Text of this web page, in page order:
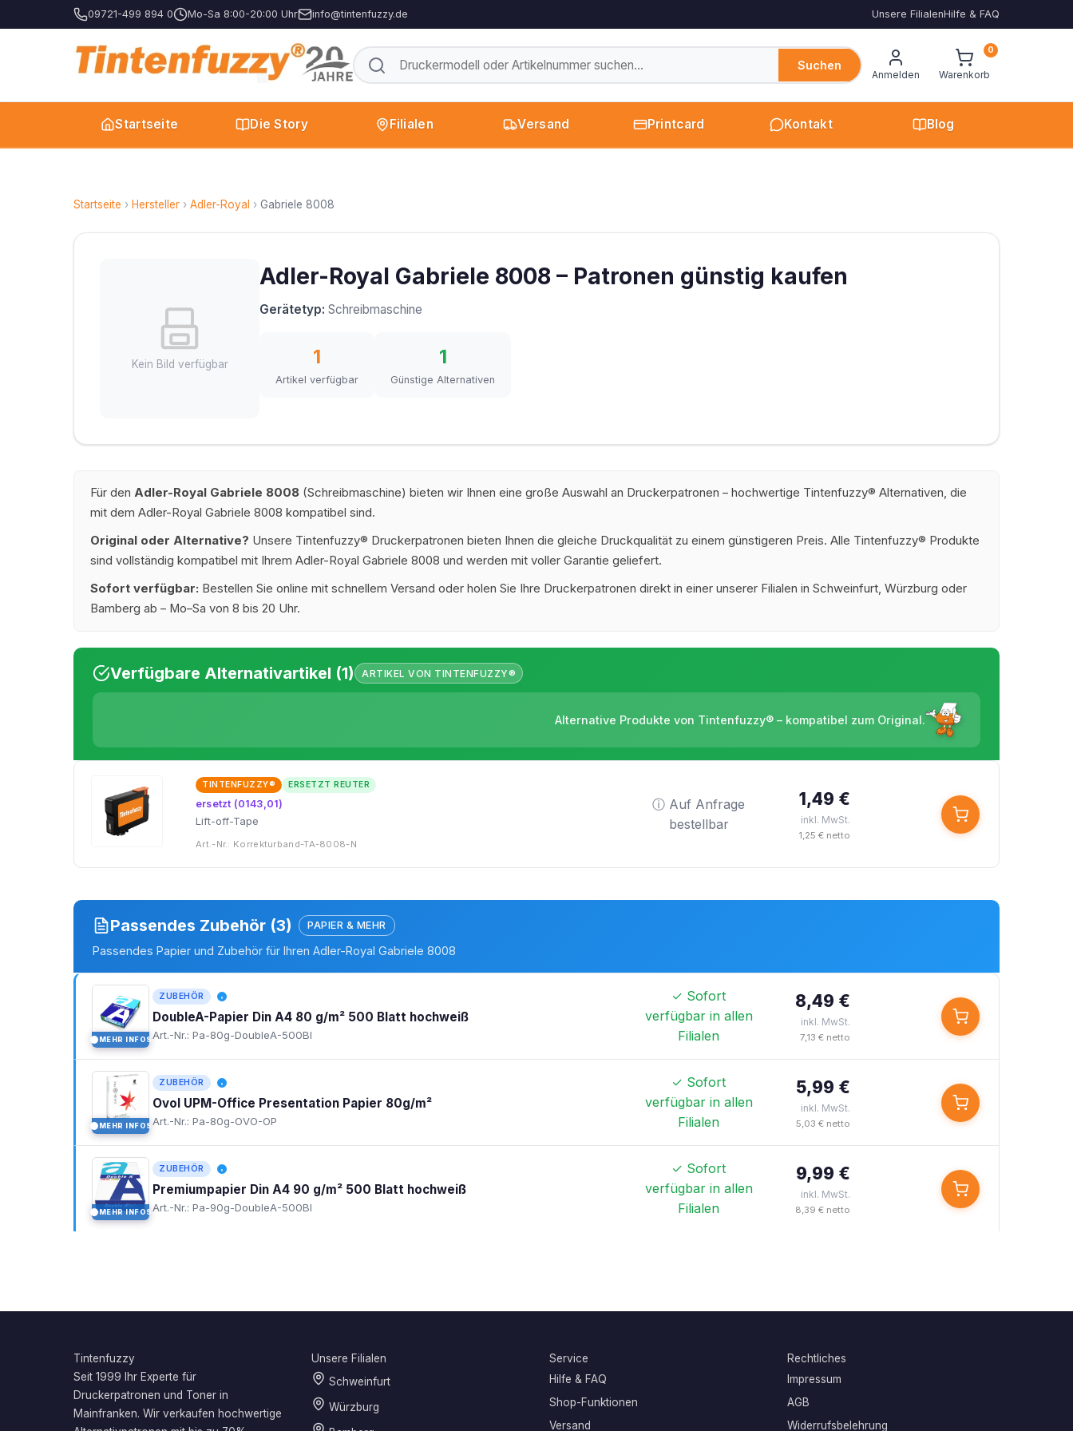
09721-499 894 0 Mo-Sa 8:00-20:00 Uhr info@tintenfuzzy.de Unsere FilialenHilfe & FAQ
Suchen
Anmelden Warenkorb
0
Startseite Die Story Filialen Versand Printcard Kontakt Blog
Startseite › Hersteller › Adler-Royal › Gabriele 8008
Kein Bild verfügbar
Adler-Royal Gabriele 8008 – Patronen günstig kaufen
Gerätetyp: Schreibmaschine
1
Artikel verfügbar
1
Günstige Alternativen
Für den Adler-Royal Gabriele 8008 (Schreibmaschine) bieten wir Ihnen eine große Auswahl an Druckerpatronen – hochwertige Tintenfuzzy® Alternativen, die
mit dem Adler-Royal Gabriele 8008 kompatibel sind.
Original oder Alternative? Unsere Tintenfuzzy® Druckerpatronen bieten Ihnen die gleiche Druckqualität zu einem günstigeren Preis. Alle Tintenfuzzy® Produkte
sind vollständig kompatibel mit Ihrem Adler-Royal Gabriele 8008 und werden mit voller Garantie geliefert.
Sofort verfügbar: Bestellen Sie online mit schnellem Versand oder holen Sie Ihre Druckerpatronen direkt in einer unserer Filialen in Schweinfurt, Würzburg oder
Bamberg ab – Mo–Sa von 8 bis 20 Uhr.
Verfügbare Alternativartikel (1) ARTIKEL VON TINTENFUZZY®
Alternative Produkte von Tintenfuzzy® – kompatibel zum Original.
TINTENFUZZY® ERSETZT REUTER
ersetzt (0143,01)
Lift-off-Tape
Art.-Nr.: Korrekturband-TA-8008-N
ⓘ Auf Anfrage
bestellbar
1,49 €
inkl. MwSt.
1,25 € netto
Passendes Zubehör (3) PAPIER & MEHR
Passendes Papier und Zubehör für Ihren Adler-Royal Gabriele 8008
MEHR INFOS
ZUBEHÖR
DoubleA-Papier Din A4 80 g/m² 500 Blatt hochweiß
Art.-Nr.: Pa-80g-DoubleA-500Bl
✓ Sofort
verfügbar in allen
Filialen
8,49 €
inkl. MwSt.
7,13 € netto
MEHR INFOS
ZUBEHÖR
Ovol UPM-Office Presentation Papier 80g/m²
Art.-Nr.: Pa-80g-OVO-OP
✓ Sofort
verfügbar in allen
Filialen
5,99 €
inkl. MwSt.
5,03 € netto
MEHR INFOS
ZUBEHÖR
Premiumpapier Din A4 90 g/m² 500 Blatt hochweiß
Art.-Nr.: Pa-90g-DoubleA-500Bl
✓ Sofort
verfügbar in allen
Filialen
9,99 €
inkl. MwSt.
8,39 € netto
Tintenfuzzy
Seit 1999 Ihr Experte für
Druckerpatronen und Toner in
Mainfranken. Wir verkaufen hochwertige
Unsere Filialen
Schweinfurt
Würzburg
Service
Hilfe & FAQ
Shop-Funktionen
Versand
Rechtliches
Impressum
AGB
Widerrufsbelehrung